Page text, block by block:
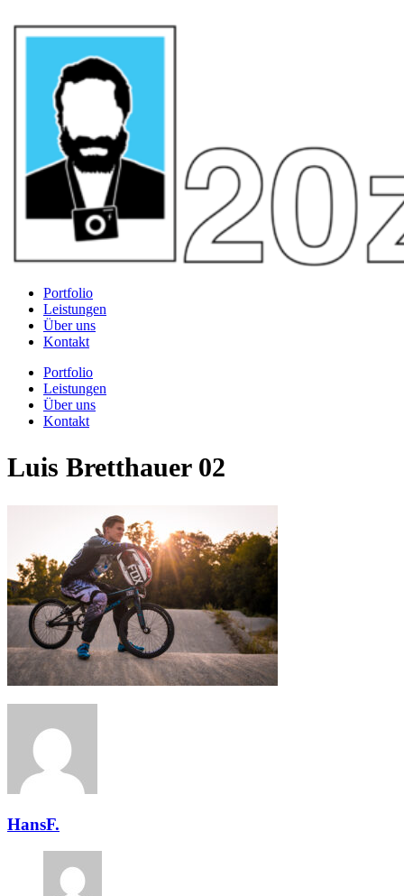
Portfolio
Leistungen
Über uns
Kontakt
Portfolio
Leistungen
Über uns
Kontakt
Luis Bretthauer 02
HansF.